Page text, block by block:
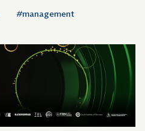
#management